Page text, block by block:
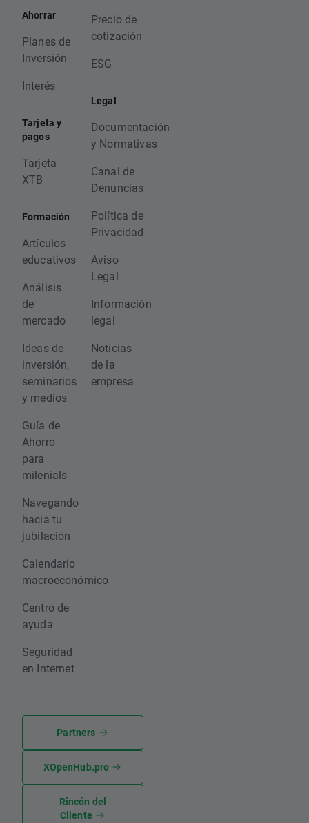
Ahorrar
Planes de
Inversión
Interés
Tarjeta y
pagos
Tarjeta
XTB
Formación
Artículos
educativos
Análisis
de
mercado
Ideas de
inversión,
seminarios
y medios
Guía de
Ahorro
para
milenials
Navegando
hacia tu
jubilación
Calendario
macroeconómico
Centro de
ayuda
Seguridad
en Internet
Precio de
cotización
ESG
Legal
Documentación
y Normativas
Canal de
Denuncias
Política de
Privacidad
Aviso
Legal
Información
legal
Noticias
de la
empresa
Partners
XOpenHub.pro
Rincón del
Cliente